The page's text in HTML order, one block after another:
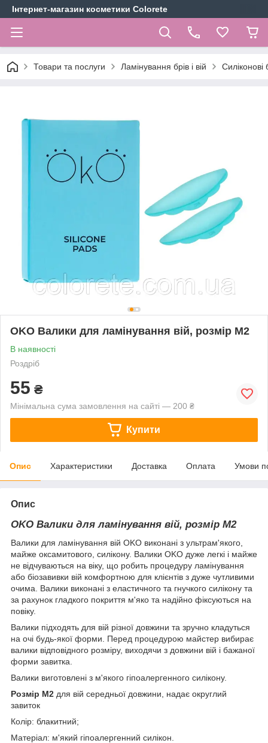
Інтернет-магазин косметики Colorete
Товари та послуги Ламінування брів і вій Силіконові
OKO Валики для ламінування вій, розмір M2
В наявності
Роздріб
55 ₴
Мінімальна сума замовлення на сайті — 200 ₴
Купити
Опис Характеристики Доставка Оплата Умови
Опис
OKO Валики для ламінування вій, розмір M2
Валики для ламінування вій OKO виконані з ультрам'якого,
майже оксамитового, силікону. Валики OKO дуже легкі і майже
не відчуваються на віку, що робить процедуру ламінування
або біозавивки вій комфортною для клієнтів з дуже чутливими
очима. Валики виконані з еластичного та гнучкого силікону та
за рахунок гладкого покриття м'яко та надійно фіксуються на
повіку.
Валики підходять для вій різної довжини та зручно кладуться
на очі будь-якої форми. Перед процедурою майстер вибирає
валики відповідного розміру, виходячи з довжини вій і бажаної
форми завитка.
Валики виготовлені з м'якого гіпоалергенного силікону.
Розмір M2 для вій середньої довжини, надає округлий
завиток
Колір: блакитний;
Матеріал: м'який гіпоалергенний силікон.